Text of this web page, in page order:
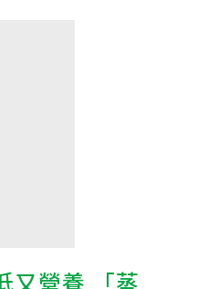
又營養 「蒸